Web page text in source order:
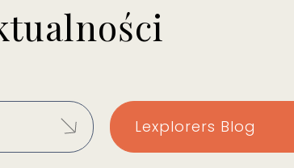
Lexplorers Blog